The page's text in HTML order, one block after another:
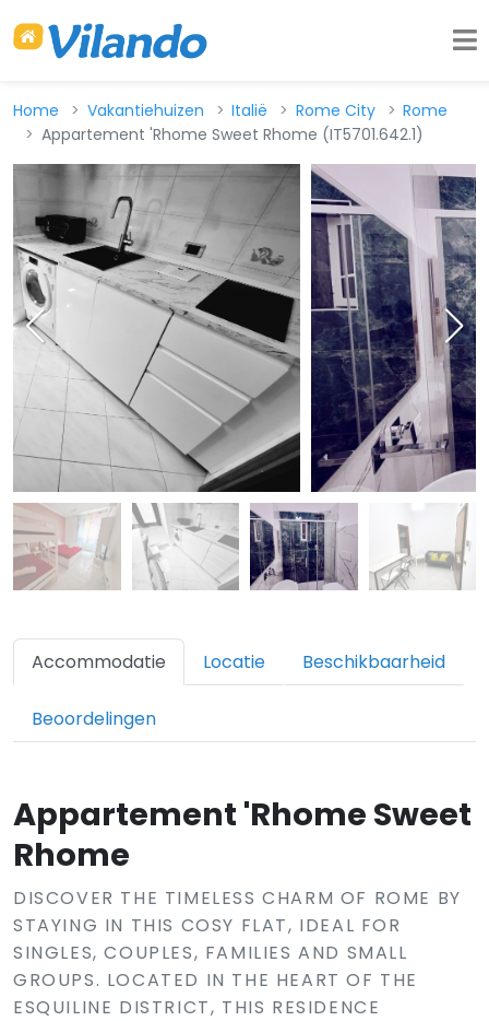
Home Vakantiehuizen Italië Rome City
Rome
Appartement 'Rhome Sweet Rhome (IT5701.642.1)
Accommodatie Locatie Beschikbaarheid
Beoordelingen
Appartement 'Rhome Sweet
Rhome
DISCOVER THE TIMELESS CHARM OF ROME BY
STAYING IN THIS COSY FLAT, IDEAL FOR
SINGLES, COUPLES, FAMILIES AND SMALL
GROUPS. LOCATED IN THE HEART OF THE
ESQUILINE DISTRICT, THIS RESIDENCE